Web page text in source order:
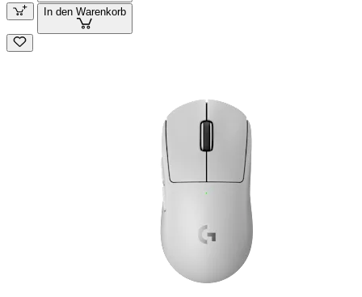
In den Warenkorb